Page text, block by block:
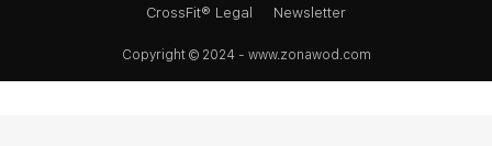
CrossFit® Legal
Newsletter
Copyright © 2024 - www.zonawod.com